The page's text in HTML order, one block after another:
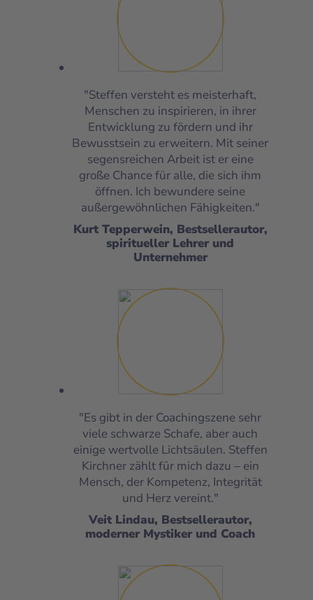
"Steffen versteht es meisterhaft,
Menschen zu inspirieren, in ihrer
Entwicklung zu fördern und ihr
Bewusstsein zu erweitern. Mit seiner
segensreichen Arbeit ist er eine
große Chance für alle, die sich ihm
öffnen. Ich bewundere seine
außergewöhnlichen Fähigkeiten."
Kurt Tepperwein, Bestsellerautor,
spiritueller Lehrer und
Unternehmer
"Es gibt in der Coachingszene sehr
viele schwarze Schafe, aber auch
einige wertvolle Lichtsäulen. Steffen
Kirchner zählt für mich dazu – ein
Mensch, der Kompetenz, Integrität
und Herz vereint."
Veit Lindau, Bestsellerautor,
moderner Mystiker und Coach